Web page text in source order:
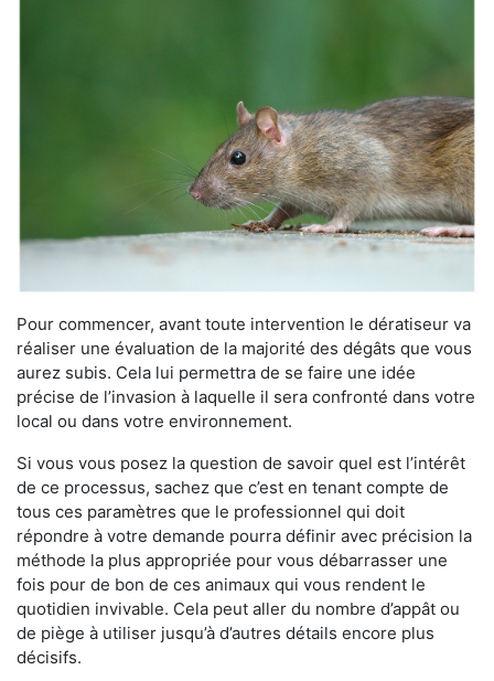
Pour commencer, avant toute intervention le dératiseur va
réaliser une évaluation de la majorité des dégâts que vous
aurez subis. Cela lui permettra de se faire une idée
précise de l’invasion à laquelle il sera confronté dans votre
local ou dans votre environnement.
Si vous vous posez la question de savoir quel est l’intérêt
de ce processus, sachez que c’est en tenant compte de
tous ces paramètres que le professionnel qui doit
répondre à votre demande pourra définir avec précision la
méthode la plus appropriée pour vous débarrasser une
fois pour de bon de ces animaux qui vous rendent le
quotidien invivable. Cela peut aller du nombre d’appât ou
de piège à utiliser jusqu’à d’autres détails encore plus
décisifs.